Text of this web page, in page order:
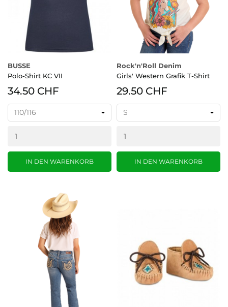
BUSSE
Polo-Shirt KC VII
34.50 CHF
IN DEN WARENKORB
Rock'n'Roll Denim
Girls' Western Grafik T-Shirt
29.50 CHF
IN DEN WARENKORB